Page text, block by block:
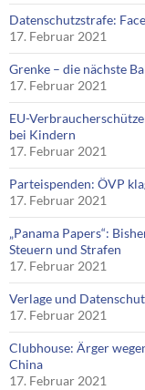
Datenschutzstrafe:
17. Februar 2021
Grenke – die nächste
17. Februar 2021
EU-
bei Kindern
17. Februar 2021
Parteispenden: ÖVP
17. Februar 2021
„Panama Papers“:
Steuern und Strafen
17. Februar 2021
Verlage und
17. Februar 2021
Clubhouse: Ärger
China
17. Februar 2021